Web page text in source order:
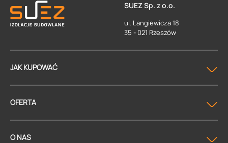
SUEZ Sp. z o.o.
ul. Langiewicza 18
35 - 021 Rzeszów
JAK KUPOWAĆ
OFERTA
O NAS